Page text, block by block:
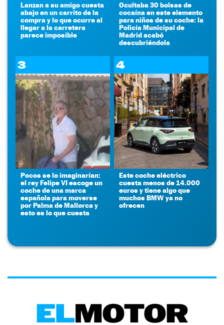
Lanzan a su amigo cuesta
abajo en un carrito de la
compra y lo que ocurre al
llegar a la carretera
parece imposible
Ocultaba 30 bolsas de
cocaína en este elemento
para niños de su coche: la
Policía Municipal de
Madrid acabó
descubriéndola
3
Pocos se lo imaginarían:
el rey Felipe VI escoge un
coche de una marca
española para moverse
por Palma de Mallorca y
esto es lo que cuesta
4
Este coche eléctrico
cuesta menos de 14.000
euros y tiene algo que
muchos BMW ya no
ofrecen